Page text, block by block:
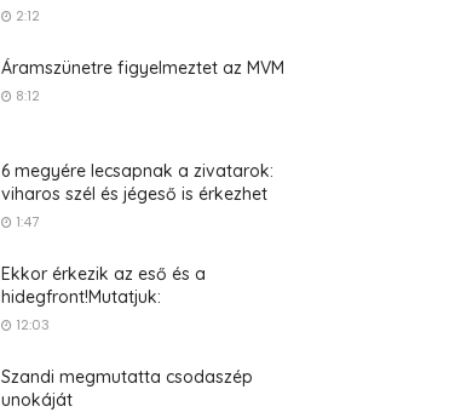
2:12
Áramszünetre figyelmeztet az MVM
8:12
6 megyére lecsapnak a zivatarok:
viharos szél és jégeső is érkezhet
1:47
Ekkor érkezik az eső és a
hidegfront!Mutatjuk:
12:03
Szandi megmutatta csodaszép
unokáját